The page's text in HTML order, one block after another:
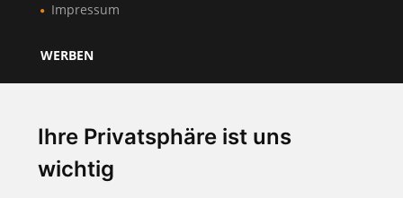
Ihre Privatsphäre ist uns
wichtig
Impressum
WERBEN
Unternehmen registrieren